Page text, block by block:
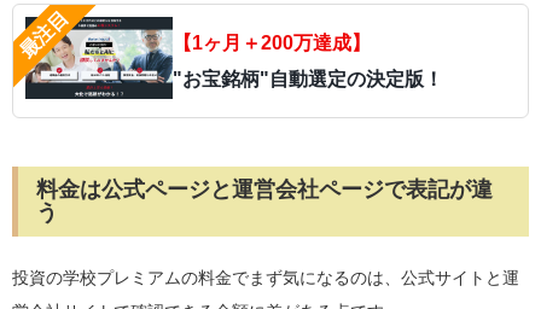
【1ヶ月＋200万達成】
"お宝銘柄"自動選定の決定版！
料金は公式ページと運営会社ページで表記が違
う
投資の学校プレミアムの料金でまず気になるのは、公式サイトと運